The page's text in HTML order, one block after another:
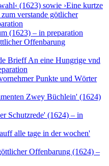
(1623) sowie ›Eine kurtze
verstande götlicher
(1623) – in preparation
Offenbarung
Brieff An eine Hungrige vnd
Punkte und Wörter
Zwey Büchlein' (1624)
Schutzrede' (1624) – in
alle tage in der wochen'
Offenbarung (1624) –